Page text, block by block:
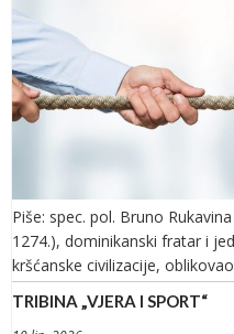
Piše: spec. pol. Bruno
1274.), dominikanski fratar i
kršćanske civilizacije,
TRIBINA „VJERA I SPORT“